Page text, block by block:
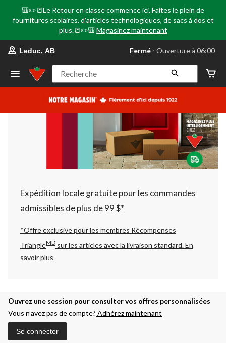
🎒✏️📒Le Retour en classe commence ici. Faites le plein de
fournitures scolaires, d'articles technologiques, de sacs à dos et
plus.📒✏️🎒 Magasinez maintenant
votre
préféré
Leduc,
AB,
courament
Ouverture
à
06:00
cliquer
pour
changer
Leduc, AB Fermé ⋅ Ouverture à 06:00
Recherche
Expédition locale gratuite pour les commandes
admissibles de plus de 99 $*
*Offre exclusive pour les membres Récompenses
TriangleMD sur les articles avec la livraison standard.En
savoir plus
Ouvrez une session pour consulter vos offres personnalisées
Vous n’avez pas de compte? Adhérez maintenant
Se connecter